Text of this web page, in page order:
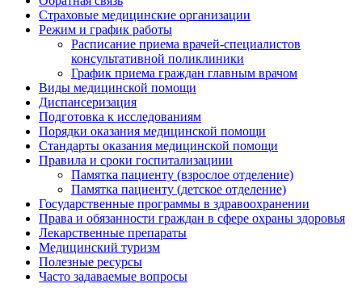
Страховые медицинские организации
Режим и график работы
Расписание приема врачей-специалистов
консультативной поликлиники
График приема граждан главным врачом
Виды медицинской помощи
Диспансеризация
Подготовка к исследованиям
Порядки оказания медицинской помощи
Стандарты оказания медицинской помощи
Правила и сроки госпитализациии
Памятка пациенту (взрослое отделение)
Памятка пациенту (детское отделение)
Государственные программы в здравоохранении
Права и обязанности граждан в сфере охраны здоровья
Лекарственные препараты
Медицинский туризм
Полезные ресурсы
Часто задаваемые вопросы